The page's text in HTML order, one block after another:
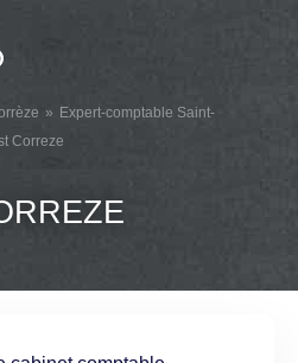
Expert-comptable Saint-
Correze